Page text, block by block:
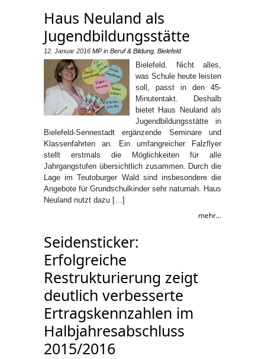
Haus Neuland als
Jugendbildungsstätte
12. Januar 2016 MPin Beruf & Bildung Bielefeld
Bielefeld. Nicht alles,
was Schule heute leisten
soll, passt in den 45-
Minutentakt. Deshalb
bietet Haus Neuland als
Jugendbildungsstätte in
Bielefeld-Sennestadt ergänzende Seminare und
Klassenfahrten an. Ein umfangreicher Falzflyer
stellt erstmals die Möglichkeiten für alle
Jahrgangstufen übersichtlich zusammen. Durch die
Lage im Teutoburger Wald sind insbesondere die
Angebote für Grundschulkinder sehr naturnah. Haus
Neuland nutzt dazu […]
mehr...
Seidensticker:
Erfolgreiche
Restrukturierung zeigt
deutlich verbesserte
Ertragskennzahlen im
Halbjahresabschluss
2015/2016